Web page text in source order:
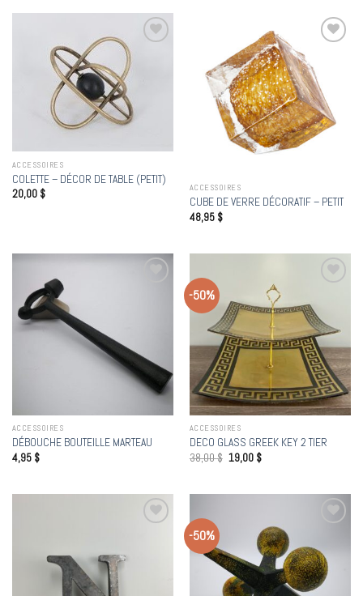
ACCESSOIRES
COLETTE – DÉCOR DE TABLE (PETIT)
20,00 $
wishlist
ACCESSOIRES
CUBE DE VERRE DÉCORATIF – PETIT
48,95 $
ACCESSOIRES
DÉBOUCHE BOUTEILLE MARTEAU
4,95 $
-50%
wishlist
ACCESSOIRES
DECO GLASS GREEK KEY 2 TIER
38,00$ 19,00 $
-50%
wishlist